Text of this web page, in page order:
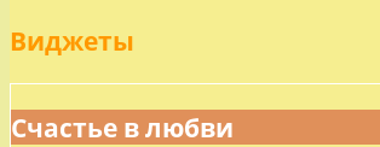
Виджеты
Счастье в любви